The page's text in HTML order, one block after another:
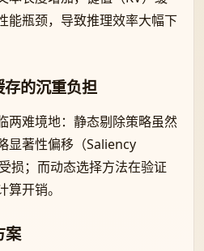
能瓶颈，导致推理效率大幅下
的沉重负担
两难境地：静态剔除策略虽然
显著性偏移（Saliency
损；而动态选择方法在验证
开销。
案